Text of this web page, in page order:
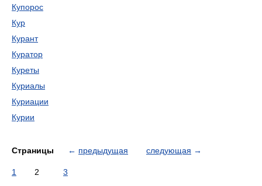
Купорос
Кур
Курант
Куратор
Куреты
Куриалы
Куриации
Курии
Страницы ← предыдущая следующая →
1 2 3